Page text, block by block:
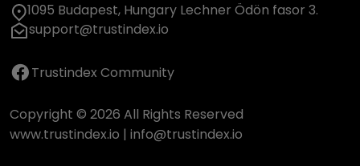
1095 Budapest, Hungary Lechner Ödön fasor 3.
support@trustindex.io
Trustindex Community
Copyright © 2026 All Rights Reserved
www.trustindex.io | info@trustindex.io